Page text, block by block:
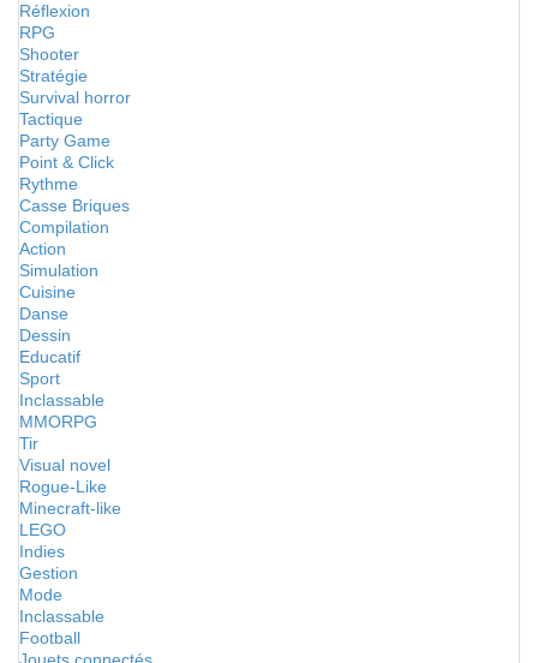
Réflexion
RPG
Shooter
Stratégie
Survival horror
Tactique
Party Game
Point & Click
Rythme
Casse Briques
Compilation
Action
Simulation
Cuisine
Danse
Dessin
Educatif
Sport
Inclassable
MMORPG
Tir
Visual novel
Rogue-Like
Minecraft-like
LEGO
Indies
Gestion
Mode
Inclassable
Football